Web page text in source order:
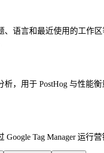
、语言和最近使用的工作
析，用于 PostHog 与性能
Google Tag Manager 运行营